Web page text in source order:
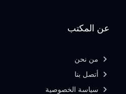
عن المكتب
من نحن
أتصل بنا
سياسة الخصوصية